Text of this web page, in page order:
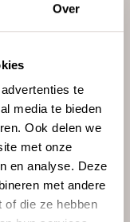
Over
te
media te bieden
Ook delen we
met onze
en analyse. Deze
met andere
of die ze hebben
ons
we jouw
of een
Op basis
en
iedereen